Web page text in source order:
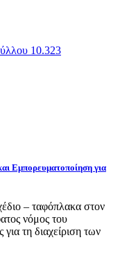
10.323
Εμπορευματοποίηση για
– ταφόπλακα στον
νόμος του
τη διαχείριση των